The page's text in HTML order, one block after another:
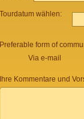
Tourdatum wählen:
Preferable form of
Via e-mail
Ihre Kommentare und